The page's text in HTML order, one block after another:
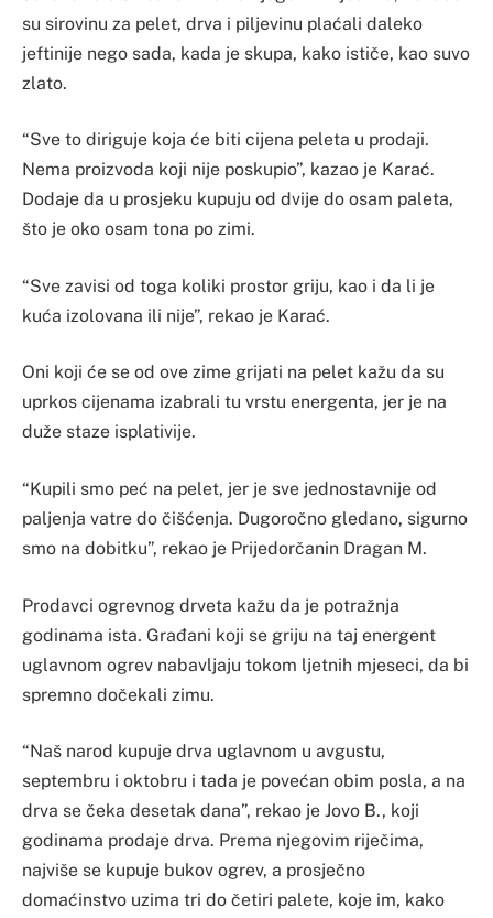
su sirovinu za pelet, drva i piljevinu plaćali daleko
jeftinije nego sada, kada je skupa, kako ističe, kao suvo
zlato.
“Sve to diriguje koja će biti cijena peleta u prodaji.
Nema proizvoda koji nije poskupio”, kazao je Karać.
Dodaje da u prosjeku kupuju od dvije do osam paleta,
što je oko osam tona po zimi.
“Sve zavisi od toga koliki prostor griju, kao i da li je
kuća izolovana ili nije”, rekao je Karać.
Oni koji će se od ove zime grijati na pelet kažu da su
uprkos cijenama izabrali tu vrstu energenta, jer je na
duže staze isplativije.
“Kupili smo peć na pelet, jer je sve jednostavnije od
paljenja vatre do čišćenja. Dugoročno gledano, sigurno
smo na dobitku”, rekao je Prijedorčanin Dragan M.
Prodavci ogrevnog drveta kažu da je potražnja
godinama ista. Građani koji se griju na taj energent
uglavnom ogrev nabavljaju tokom ljetnih mjeseci, da bi
spremno dočekali zimu.
“Naš narod kupuje drva uglavnom u avgustu,
septembru i oktobru i tada je povećan obim posla, a na
drva se čeka desetak dana”, rekao je Jovo B., koji
godinama prodaje drva. Prema njegovim riječima,
najviše se kupuje bukov ogrev, a prosječno
domaćinstvo uzima tri do četiri palete, koje im, kako